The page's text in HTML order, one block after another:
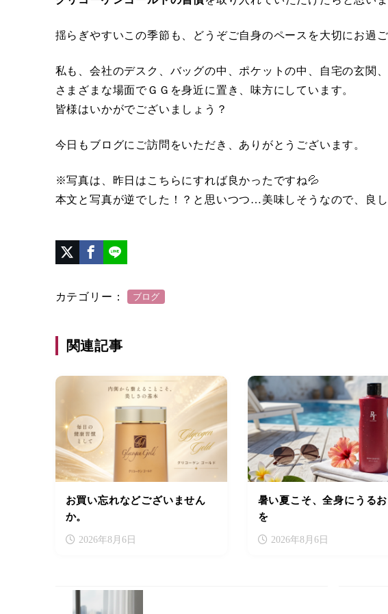
揺らぎやすいこの季節も、どうぞご自身のペースを大切にお過ご
私も、会社のデスク、バッグの中、ポケットの中、自宅の玄関
さまざまな場面でＧＧを身近に置き、味方にしています。
皆様はいかがでございましょう？
今日もブログにご訪問をいただき、ありがとうございます。
※写真は、昨日はこちらにすれば良かったですね💦
本文と写真が逆でした！？と思いつつ…美味しそうなので、良
カテゴリー： ブログ
関連記事
お買い忘れなどございません
か。
2026年8月6日
暑い夏こそ、全身にうる
を
2026年8月6日